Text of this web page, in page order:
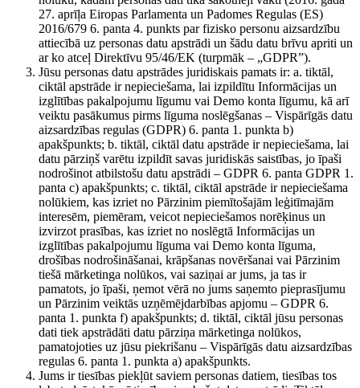
27. aprīļa Eiropas Parlamenta un Padomes Regulas (ES)
2016/679 6. panta 4. punkts par fizisko personu aizsardzību
attiecībā uz personas datu apstrādi un šādu datu brīvu apriti un
ar ko atceļ Direktīvu 95/46/EK (turpmāk – „GDPR”).
Jūsu personas datu apstrādes juridiskais pamats ir: a. tiktāl,
ciktāl apstrāde ir nepieciešama, lai izpildītu Informācijas un
izglītības pakalpojumu līgumu vai Demo konta līgumu, kā arī
veiktu pasākumus pirms līguma noslēgšanas – Vispārīgās datu
aizsardzības regulas (GDPR) 6. panta 1. punkta b)
apakšpunkts; b. tiktāl, ciktāl datu apstrāde ir nepieciešama, lai
datu pārziņš varētu izpildīt savas juridiskās saistības, jo īpaši
nodrošinot atbilstošu datu apstrādi – GDPR 6. panta GDPR 1.
panta c) apakšpunkts; c. tiktāl, ciktāl apstrāde ir nepieciešama
nolūkiem, kas izriet no Pārzinim piemītošajām leģitīmajām
interesēm, piemēram, veicot nepieciešamos norēķinus un
izvirzot prasības, kas izriet no noslēgtā Informācijas un
izglītības pakalpojumu līguma vai Demo konta līguma,
drošības nodrošināšanai, krāpšanas novēršanai vai Pārzinim
tiešā mārketinga nolūkos, vai saziņai ar jums, ja tas ir
pamatots, jo īpaši, ņemot vērā no jums saņemto pieprasījumu
un Pārzinim veiktās uzņēmējdarbības apjomu – GDPR 6.
panta 1. punkta f) apakšpunkts; d. tiktāl, ciktāl jūsu personas
dati tiek apstrādāti datu pārziņa mārketinga nolūkos,
pamatojoties uz jūsu piekrišanu – Vispārīgās datu aizsardzības
regulas 6. panta 1. punkta a) apakšpunkts.
Jums ir tiesības piekļūt saviem personas datiem, tiesības tos